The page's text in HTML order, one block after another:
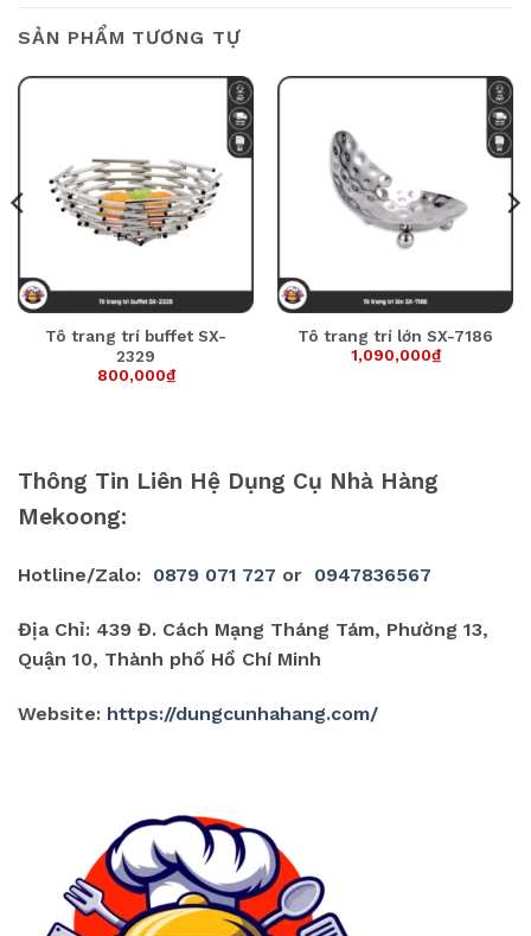
SẢN PHẨM TƯƠNG TỰ
Tô trang trí buffet SX-
2329
800,000₫
Tô trang trí lớn SX-7186
1,090,000₫
Thông Tin Liên Hệ Dụng Cụ Nhà Hàng
Mekoong:
Hotline/Zalo: 0879 071 727 or 0947836567
Địa Chỉ: 439 Đ. Cách Mạng Tháng Tám, Phường 13,
Quận 10, Thành phố Hồ Chí Minh
Website: https://dungcunhahang.com/